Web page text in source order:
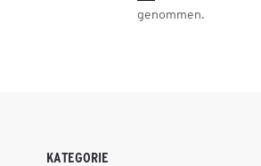
genommen.
KATEGORIE